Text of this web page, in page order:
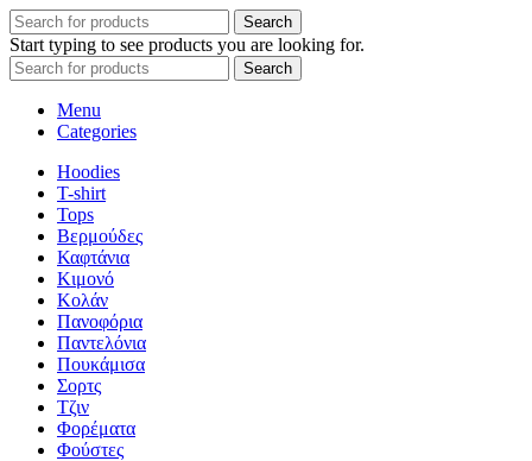
Search
Start typing to see products you are looking for.
Search
Menu
Categories
Hoodies
T-shirt
Tops
Βερμούδες
Καφτάνια
Κιμονό
Κολάν
Πανοφόρια
Παντελόνια
Πουκάμισα
Σορτς
Τζιν
Φορέματα
Φούστες